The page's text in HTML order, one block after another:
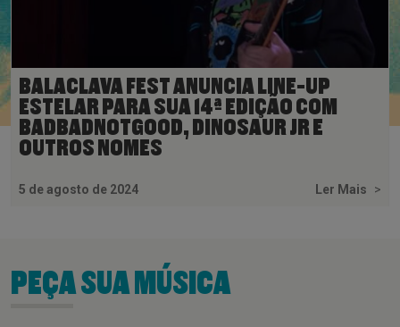
BALACLAVA FEST ANUNCIA LINE-UP
ESTELAR PARA SUA 14ª EDIÇÃO COM
BADBADNOTGOOD, DINOSAUR JR E
OUTROS NOMES
5 de agosto de 2024 Ler Mais >
PEÇA SUA MÚSICA